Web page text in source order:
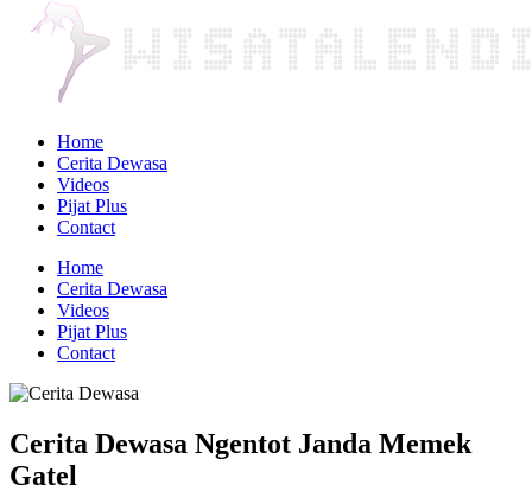
Home
Cerita Dewasa
Videos
Pijat Plus
Contact
Home
Cerita Dewasa
Videos
Pijat Plus
Contact
Cerita Dewasa Ngentot Janda Memek
Gatel